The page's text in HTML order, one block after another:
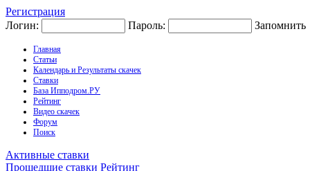
Регистрация
Логин:
Пароль: Запомнить
Главная
Статьи
Календарь и Результаты скачек
Ставки
База Ипподром.РУ
Рейтинг
Видео скачек
Форум
Поиск
Активные ставки
Прошедшие ставки Рейтинг